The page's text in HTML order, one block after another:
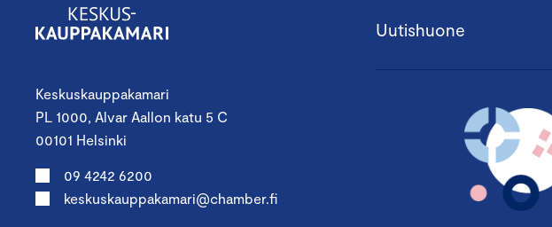
Keskuskauppakamari
PL 1000, Alvar Aallon katu 5 C
00101 Helsinki
09 4242 6200
keskuskauppakamari@chamber.fi
Uutishuone